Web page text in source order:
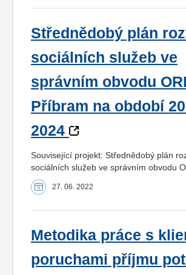
Střednědobý plán
sociálních služeb ve
správním obvodu
Příbram na období
2024
Související projekt: Střednědobý plán
sociálních služeb ve správním obvodu
27. 06. 2022
Metodika práce s
poruchami příjmu